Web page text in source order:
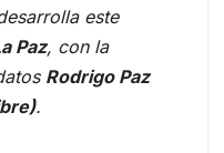
este
Paz, con la
Rodrigo Paz
.